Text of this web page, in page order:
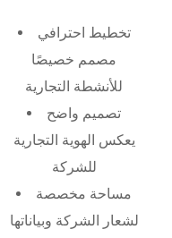
تخطيط احترافي
مصمم خصيصًا
للأنشطة التجارية
تصميم واضح
يعكس الهوية التجارية
للشركة
مساحة مخصصة
لشعار الشركة وبياناتها